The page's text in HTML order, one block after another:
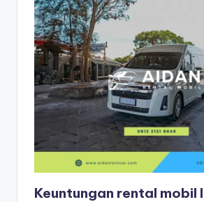
Keuntungan rental mobil